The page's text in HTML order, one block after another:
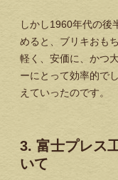
しかし1960年代の後
めると、ブリキおも
軽く、安価に、かつ
ーにとって効率的で
えていったのです。
3. 富士プレス
いて